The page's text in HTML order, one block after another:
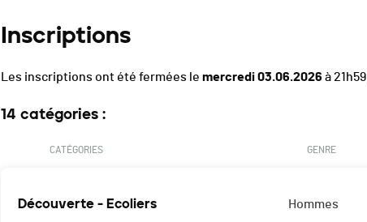
Inscriptions
Les inscriptions ont été fermées le mercredi 03.06.2026 à 21h59
14 catégories :
CATÉGORIES GENRE
Découverte - Ecoliers Hommes